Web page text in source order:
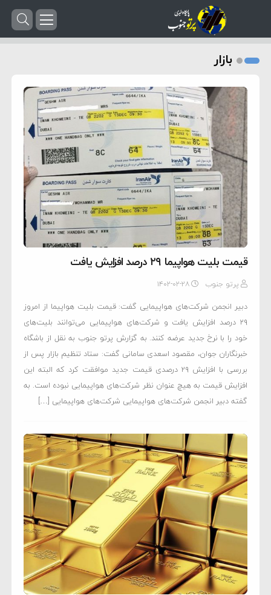
بازار
قیمت بلیت هواپیما ۲۹ درصد افزایش یافت
پرتو جنوب ۱۴۰۲-۰۲-۲۸
دبیر انجمن شرکت‌های هواپیمایی گفت: قیمت بلیت هواپیما از امروز
۲۹ درصد افزایش یافت و شرکت‌های هواپیمایی می‌توانند بلیت‌های
خود را با نرخ جدید عرضه کنند. به گزارش پرتو جنوب به نقل از باشگاه
خبرنگاران جوان، مقصود اسعدی سامانی گفت: ستاد تنظیم بازار پس از
بررسی با افزایش ۲۹ درصدی قیمت جدید موافقت کرد که البته این
افزایش قیمت به هیچ عنوان نظر شرکت‌های هواپیمایی نبوده است. به
گفته دبیر انجمن شرکت‌های هواپیمایی شرکت‌های هواپیمایی […]